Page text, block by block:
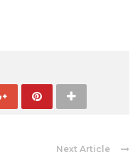
Next Article